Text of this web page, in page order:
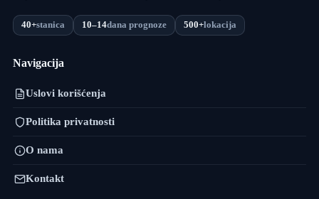
40+stanica 10–14dana prognoze 500+lokacija
Navigacija
Uslovi korišćenja
Politika privatnosti
O nama
Kontakt